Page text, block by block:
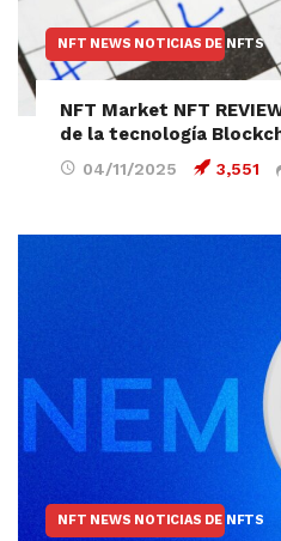
NFT NEWS NOTICIAS DE NFTS
NFT Market NFT
de la tecnología
04/11/2025 3,551
NFT NEWS NOTICIAS DE NFTS